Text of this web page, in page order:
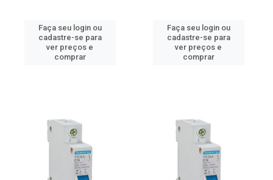
Faça seu login ou
cadastre-se para
ver preços e
comprar
Faça seu login ou
cadastre-se para
ver preços e
comprar